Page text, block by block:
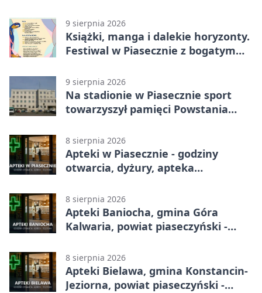
9 sierpnia 2026
Książki, manga i dalekie horyzonty.
Festiwal w Piasecznie z bogatym
9 sierpnia 2026
Na stadionie w Piasecznie sport
towarzyszył pamięci Powstania
8 sierpnia 2026
Apteki w Piasecznie - godziny
otwarcia, dyżury, apteka
8 sierpnia 2026
Apteki Baniocha, gmina Góra
Kalwaria, powiat piaseczyński -
8 sierpnia 2026
Apteki Bielawa, gmina Konstancin-
Jeziorna, powiat piaseczyński -